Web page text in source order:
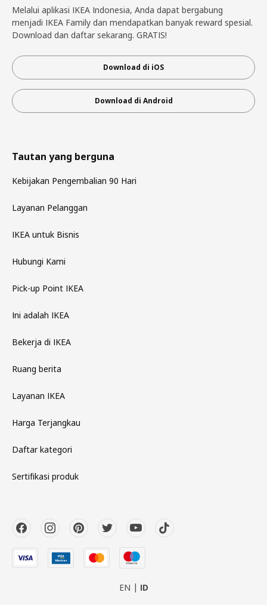
Melalui aplikasi IKEA Indonesia, Anda dapat bergabung
menjadi IKEA Family dan mendapatkan banyak reward spesial.
Download dan daftar sekarang. GRATIS!
Download di iOS
Download di Android
Tautan yang berguna
Kebijakan Pengembalian 90 Hari
Layanan Pelanggan
IKEA untuk Bisnis
Hubungi Kami
Pick-up Point IKEA
Ini adalah IKEA
Bekerja di IKEA
Ruang berita
Layanan IKEA
Harga Terjangkau
Daftar kategori
Sertifikasi produk
EN ID